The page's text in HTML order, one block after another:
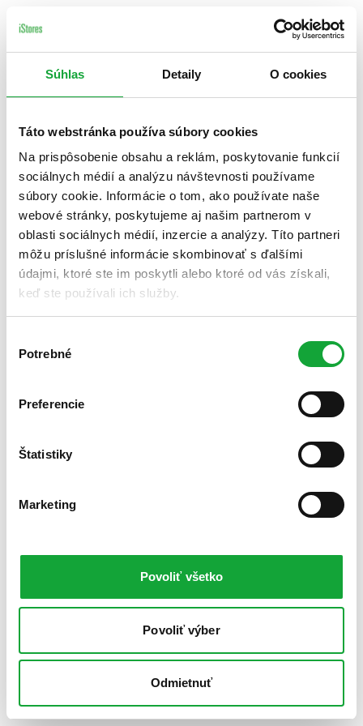
Súhlas Detaily O cookies
Táto webstránka používa súbory cookies
Na prispôsobenie obsahu a reklám, poskytovanie funkcií
sociálnych médií a analýzu návštevnosti používame
súbory cookie. Informácie o tom, ako používate naše
webové stránky, poskytujeme aj našim partnerom v
oblasti sociálnych médií, inzercie a analýzy. Títo partneri
môžu príslušné informácie skombinovať s ďalšími
údajmi, ktoré ste im poskytli alebo ktoré od vás získali,
keď ste používali ich služby.
súhlasu
Potrebné
Preferencie
Štatistiky
Marketing
Povoliť všetko
Povoliť výber
Odmietnuť